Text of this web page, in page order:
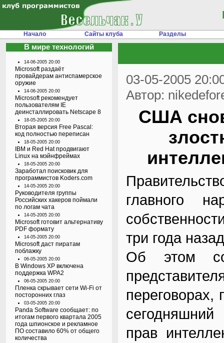
Начало Сайты клуба Разделы
В мире технологий
14-06-2005 20:00
Microsoft раздаёт
провайдерам антиспамерское
оружие
14-06-2005 20:00
Microsoft рекомендует
пользователям IE
деинсталлировать Netscape 8
18-05-2005 20:00
Вторая версия Free Pascal:
код полностью переписан
18-05-2005 20:00
IBM и Red Hat продвигают
Linux на мэйнфреймах
18-05-2005 20:00
Заработал поисковик для
программистов Koders.com
14-05-2005 20:00
Руководителя группы
Российских хакеров поймали
по логам чата
14-05-2005 20:00
Microsoft готовит альтернативу
PDF формату
14-05-2005 20:00
Microsoft даст пиратам
поблажку
06-05-2005 20:00
В Windows XP включена
поддержка WPA2
06-05-2005 20:00
Пленка скрывает сети Wi-Fi от
посторонних глаз
03-05-2005 20:00
Panda Software сообщает: по
итогам первого квартала 2005
года шпионское и рекламное
ПО составило 60% от общего
количества
03-05-2005
Автор:
США
главного
три года
Об этом
прав